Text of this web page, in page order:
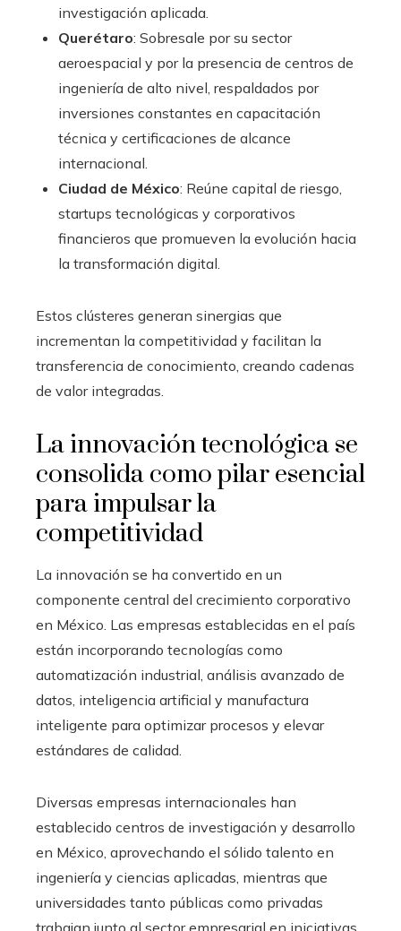
investigación aplicada.
Querétaro: Sobresale por su sector
aeroespacial y por la presencia de centros de
ingeniería de alto nivel, respaldados por
inversiones constantes en capacitación
técnica y certificaciones de alcance
internacional.
Ciudad de México: Reúne capital de riesgo,
startups tecnológicas y corporativos
financieros que promueven la evolución hacia
la transformación digital.
Estos clústeres generan sinergias que
incrementan la competitividad y facilitan la
transferencia de conocimiento, creando cadenas
de valor integradas.
La innovación tecnológica se
consolida como pilar esencial
para impulsar la
competitividad
La innovación se ha convertido en un
componente central del crecimiento corporativo
en México. Las empresas establecidas en el país
están incorporando tecnologías como
automatización industrial, análisis avanzado de
datos, inteligencia artificial y manufactura
inteligente para optimizar procesos y elevar
estándares de calidad.
Diversas empresas internacionales han
establecido centros de investigación y desarrollo
en México, aprovechando el sólido talento en
ingeniería y ciencias aplicadas, mientras que
universidades tanto públicas como privadas
trabajan junto al sector empresarial en iniciativas